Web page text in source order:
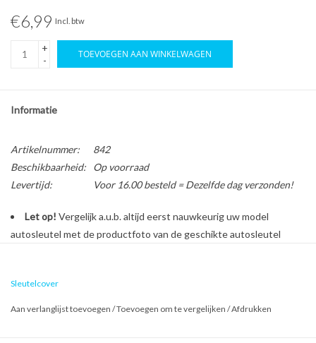
€6,99 Incl. btw
+
-
TOEVOEGEN AAN WINKELWAGEN
Informatie
Artikelnummer:
842
Beschikbaarheid:
Op voorraad
Levertijd:
Voor 16.00 besteld = Dezelfde dag verzonden!
Let op! Vergelijk a.u.b. altijd eerst nauwkeurig uw model
autosleutel met de productfoto van de geschikte autosleutel
Sleutelcover
Aan verlanglijst toevoegen /Toevoegen om te vergelijken /Afdrukken